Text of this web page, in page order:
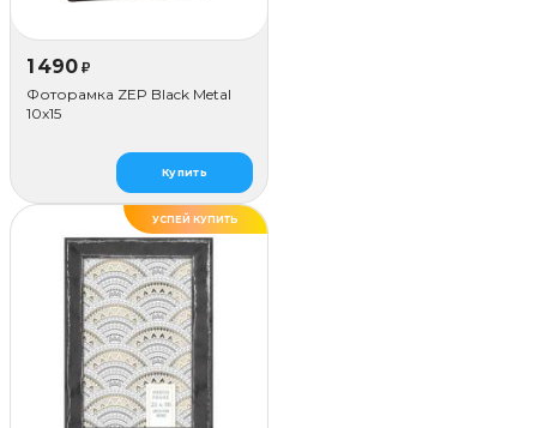
1 490 ₽
Фоторамка ZEP Black Metal
10x15
Купить
УСПЕЙ КУПИТЬ